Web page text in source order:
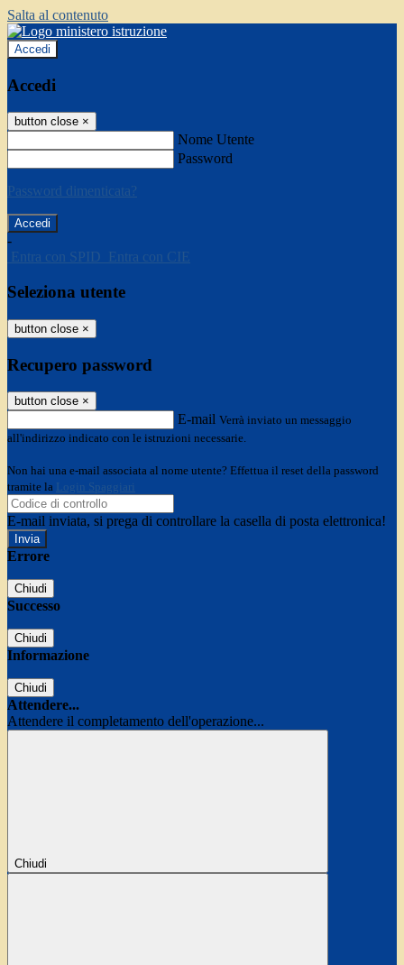
Salta al contenuto
Accedi
Accedi
button close ×
Nome Utente
Password
Password dimenticata?
-
Entra con SPID
Entra con CIE
Seleziona utente
button close ×
Recupero password
button close ×
E-mail Verrà inviato un messaggio
all'indirizzo indicato con le istruzioni necessarie.
Non hai una e-mail associata al nome utente? Effettua il reset della password
tramite la Login Spaggiari
E-mail inviata, si prega di controllare la casella di posta elettronica!
Errore
Chiudi
Successo
Chiudi
Informazione
Chiudi
Attendere...
Attendere il completamento dell'operazione...
Chiudi